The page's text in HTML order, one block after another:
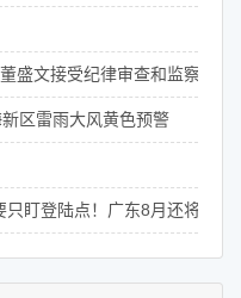
盛文接受纪律审查和监察调查
区雷雨大风黄色预警
只盯登陆点！广东8月还将有4